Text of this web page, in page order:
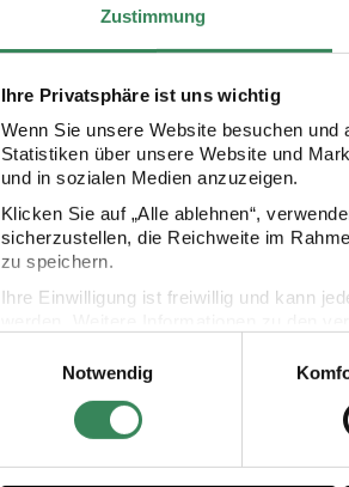
Zustimmung
Ihre Privatsphäre ist uns wichtig
Wenn Sie unsere Website besuchen
Statistiken über unsere Website und
und in sozialen Medien anzuzeigen.
Klicken Sie auf „Alle ablehnen“,
sicherzustellen, die Reichweite im
zu speichern.
Ihre Einwilligung ist freiwillig und kann
Impressum
Datenschutz Vertrag
Notwendig